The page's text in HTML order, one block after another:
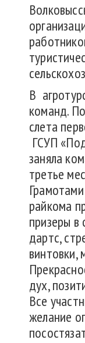
В
команд.
слета
ГСУП
заняла
третье
райкома
призеры в
дартс,
винтовки,
дух,
Все
желание